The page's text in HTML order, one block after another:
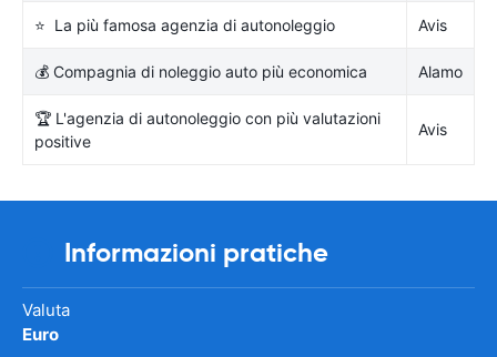
⭐ La più famosa agenzia di autonoleggio Avis
💰 Compagnia di noleggio auto più economica Alamo
🏆 L'agenzia di autonoleggio con più valutazioni
positive
Avis
Informazioni pratiche
Valuta
Euro